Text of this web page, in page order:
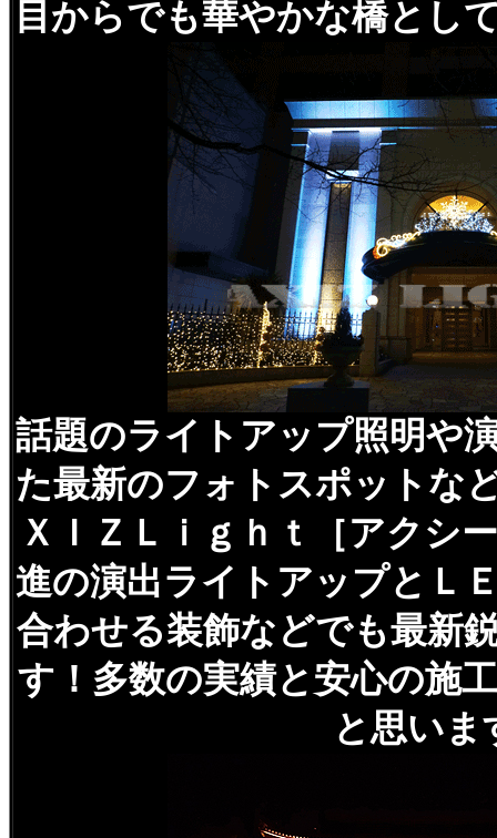
目からでも華やかな橋とし
話題のライトアップ照明や
た最新のフォトスポットな
ＸＩＺＬｉｇｈｔ［アクシ
進の演出ライトアップとＬ
合わせる装飾などでも最新
す！多数の実績と安心の施
と思いま